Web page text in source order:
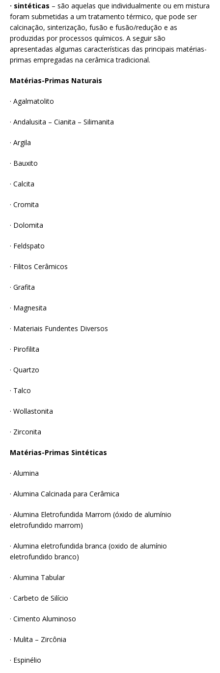
· sintéticas – são aquelas que individualmente ou em mistura
foram submetidas a um tratamento térmico, que pode ser
calcinação, sinterização, fusão e fusão/redução e as
produzidas por processos químicos. A seguir são
apresentadas algumas características das principais matérias-
primas empregadas na cerâmica tradicional.
Matérias-Primas Naturais
· Agalmatolito
· Andalusita – Cianita – Silimanita
· Argila
· Bauxito
· Calcita
· Cromita
· Dolomita
· Feldspato
· Filitos Cerâmicos
· Grafita
· Magnesita
· Materiais Fundentes Diversos
· Pirofilita
· Quartzo
· Talco
· Wollastonita
· Zirconita
Matérias-Primas Sintéticas
· Alumina
· Alumina Calcinada para Cerâmica
· Alumina Eletrofundida Marrom (óxido de alumínio
eletrofundido marrom)
· Alumina eletrofundida branca (oxido de alumínio
eletrofundido branco)
· Alumina Tabular
· Carbeto de Silício
· Cimento Aluminoso
· Mulita – Zircônia
· Espinélio